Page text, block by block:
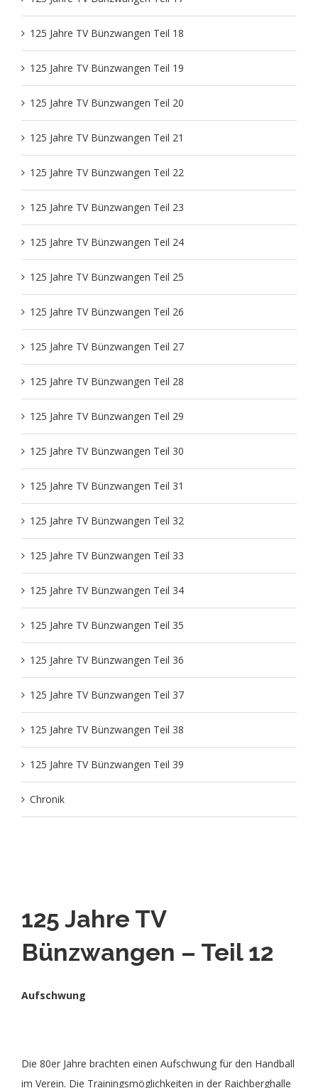
125 Jahre TV Bünzwangen Teil 18
125 Jahre TV Bünzwangen Teil 19
125 Jahre TV Bünzwangen Teil 20
125 Jahre TV Bünzwangen Teil 21
125 Jahre TV Bünzwangen Teil 22
125 Jahre TV Bünzwangen Teil 23
125 Jahre TV Bünzwangen Teil 24
125 Jahre TV Bünzwangen Teil 25
125 Jahre TV Bünzwangen Teil 26
125 Jahre TV Bünzwangen Teil 27
125 Jahre TV Bünzwangen Teil 28
125 Jahre TV Bünzwangen Teil 29
125 Jahre TV Bünzwangen Teil 30
125 Jahre TV Bünzwangen Teil 31
125 Jahre TV Bünzwangen Teil 32
125 Jahre TV Bünzwangen Teil 33
125 Jahre TV Bünzwangen Teil 34
125 Jahre TV Bünzwangen Teil 35
125 Jahre TV Bünzwangen Teil 36
125 Jahre TV Bünzwangen Teil 37
125 Jahre TV Bünzwangen Teil 38
125 Jahre TV Bünzwangen Teil 39
Chronik
125 Jahre TV
Bünzwangen – Teil 12
Aufschwung
Die 80er Jahre brachten einen Aufschwung für den Handball
im Verein. Die Trainingsmöglichkeiten in der Raichberghalle